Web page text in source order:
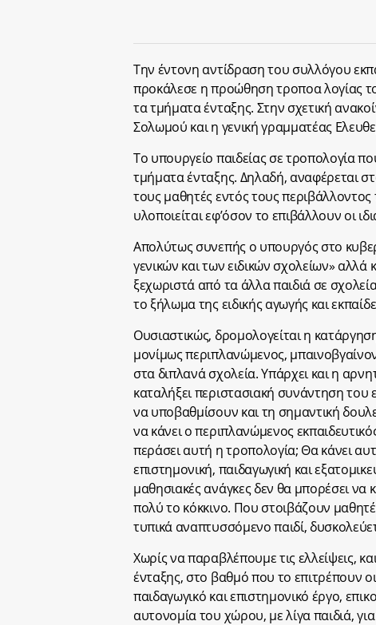
Την έντονη αντίδραση του συλλόγου
προκάλεσε η προώθηση τροποα λογίας
τα τμήματα ένταξης. Στην σχετική
Σολωμού και η γενική γραμματέας
Το υπουργείο παιδείας σε τροπολογία
τμήματα ένταξης. Δηλαδή, αναφέρεται
τους μαθητές εντός τους
υλοποιείται εφ’όσον το επιβάλλουν οι
Απολύτως συνεπής ο υπουργός στο
γενικών και των ειδικών σχολείων»
ξεχωριστά από τα άλλα παιδιά σε
το ξήλωμα της ειδικής αγωγής και
Ουσιαστικώς, δρομολογείται η
μονίμως περιπλανώμενος,
στα διπλανά σχολεία. Υπάρχει και η
καταλήξει περιστασιακή συνάντηση του
να υποβαθμίσουν και τη σημαντική
να κάνει ο περιπλανώμενος
περάσει αυτή η τροπολογία; Θα κάνει
επιστημονική, παιδαγωγική και
μαθησιακές ανάγκες δεν θα μπορέσει να
πολύ το κόκκινο. Που στοιβάζουν
τυπικά αναπτυσσόμενο παιδί,
Χωρίς να παραβλέπουμε τις ελλείψεις,
ένταξης, στο βαθμό που το επιτρέπουν
παιδαγωγικό και επιστημονικό έργο,
αυτονομία του χώρου, με λίγα παιδιά,